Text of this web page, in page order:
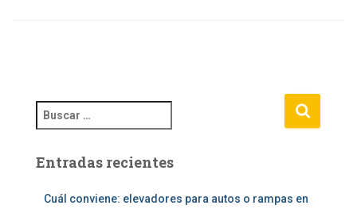
u
c
Entradas recientes
Cuál conviene: elevadores para autos o rampas en